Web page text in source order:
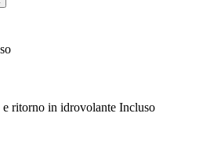
e ritorno in idrovolante Incluso